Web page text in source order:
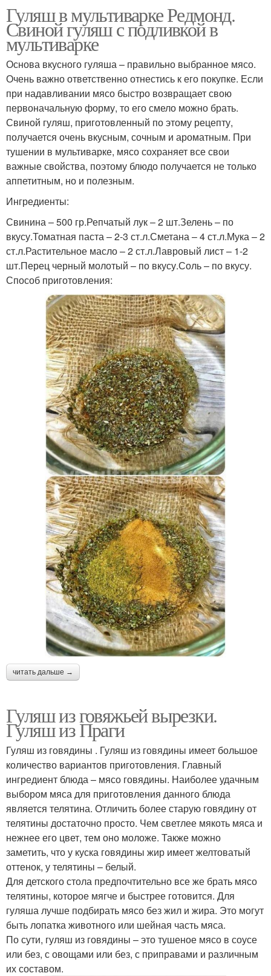
Гуляш в мультиварке Редмонд.
Свиной гуляш с подливкой в
мультиварке
Основа вкусного гуляша – правильно выбранное мясо.
Очень важно ответственно отнестись к его покупке. Если
при надавливании мясо быстро возвращает свою
первоначальную форму, то его смело можно брать.
Свиной гуляш, приготовленный по этому рецепту,
получается очень вкусным, сочным и ароматным. При
тушении в мультиварке, мясо сохраняет все свои
важные свойства, поэтому блюдо получается не только
аппетитным, но и полезным.
Ингредиенты:
Свинина – 500 гр.Репчатый лук – 2 шт.Зелень – по
вкусу.Томатная паста – 2-3 ст.л.Сметана – 4 ст.л.Мука – 2
ст.л.Растительное масло – 2 ст.л.Лавровый лист – 1-2
шт.Перец черный молотый – по вкусу.Соль – по вкусу.
Способ приготовления:
читать дальше →
Гуляш из говяжьей вырезки.
Гуляш из Праги
Гуляш из говядины . Гуляш из говядины имеет большое
количество вариантов приготовления. Главный
ингредиент блюда – мясо говядины. Наиболее удачным
выбором мяса для приготовления данного блюда
является телятина. Отличить более старую говядину от
телятины достаточно просто. Чем светлее мякоть мяса и
нежнее его цвет, тем оно моложе. Также можно
заметить, что у куска говядины жир имеет желтоватый
оттенок, у телятины – белый.
Для детского стола предпочтительно все же брать мясо
телятины, которое мягче и быстрее готовится. Для
гуляша лучше подбирать мясо без жил и жира. Это могут
быть лопатка животного или шейная часть мяса.
По сути, гуляш из говядины – это тушеное мясо в соусе
или без, с овощами или без, с приправами и различным
их составом.